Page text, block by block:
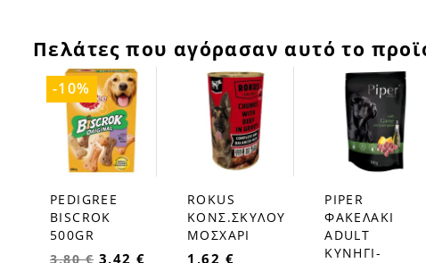
Πελάτες που αγόρασαν αυτό το
favorite_border
PEDIGREE
BISCROK
500GR
3,80 € 3,42 €
-10%
favorite_border
ROKUS
ΚΟΝΣ.ΣΚΥΛΟΥ
ΜΟΣΧΑΡΙ
1,62 €
favorite_border
PIPER
ΦΑΚΕΛΑΚΙ
ADULT
ΚΥΝΗΓΙ-